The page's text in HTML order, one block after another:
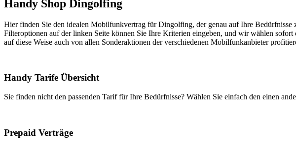
Handy Shop Dingolfing
Hier finden Sie den idealen Mobilfunkvertrag für Dingolfing, der genau auf Ihre
Filteroptionen auf der linken Seite können Sie Ihre Kriterien eingeben, und wir wählen
auf diese Weise auch von allen Sonderaktionen der verschiedenen Mobilfunkanbieter
Handy Tarife Übersicht
Sie finden nicht den passenden Tarif für Ihre Bedürfnisse? Wählen Sie einfach den einen
Prepaid Verträge